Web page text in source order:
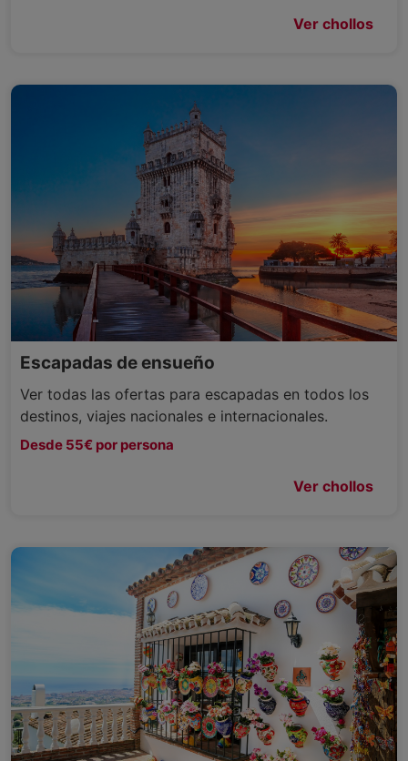
Ver chollos
Escapadas de ensueño
Ver todas las ofertas para escapadas en todos los
destinos, viajes nacionales e internacionales.
Desde 55€ por persona
Ver chollos